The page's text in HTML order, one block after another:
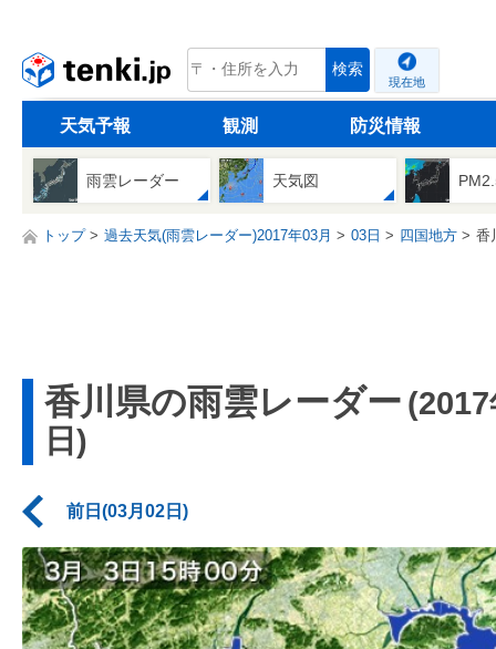
tenki.jp 検索
現在地
天気予報 観測 防災情報
雨雲レーダー 天気図
トップ 過去天気(雨雲レーダー)2017年03月 03日 四国地方 香
香川県の雨雲レーダー
日)
前日(03月02日)